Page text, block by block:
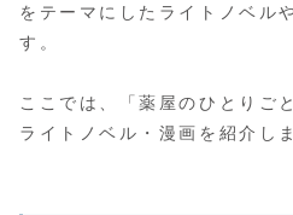
をテーマにしたライトノベル
す。
ここでは、「薬屋のひとりご
ライトノベル・漫画を紹介し